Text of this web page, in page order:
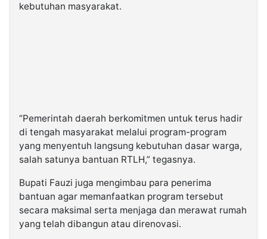
kebutuhan masyarakat.
“Pemerintah daerah berkomitmen untuk terus hadir
di tengah masyarakat melalui program-program
yang menyentuh langsung kebutuhan dasar warga,
salah satunya bantuan RTLH,” tegasnya.
Bupati Fauzi juga mengimbau para penerima
bantuan agar memanfaatkan program tersebut
secara maksimal serta menjaga dan merawat rumah
yang telah dibangun atau direnovasi.